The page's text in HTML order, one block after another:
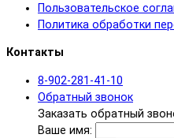
Пользовательское
Политика обработки
Контакты
8-902-281-41-10
Обратный звонок
Заказать обратный
Ваше имя: